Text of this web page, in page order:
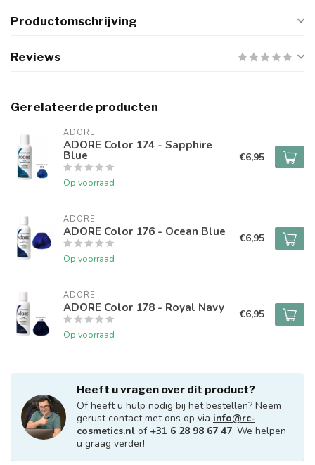
Productomschrijving
Reviews
Gerelateerde producten
ADORE
ADORE Color 174 - Sapphire
Blue
Op voorraad
€6,95
ADORE
ADORE Color 176 - Ocean Blue
Op voorraad
€6,95
ADORE
ADORE Color 178 - Royal Navy
Op voorraad
€6,95
Heeft u vragen over dit product?
Of heeft u hulp nodig bij het bestellen? Neem
gerust contact met ons op via info@rc-
cosmetics.nl of +31 6 28 98 67 47. We helpen
u graag verder!